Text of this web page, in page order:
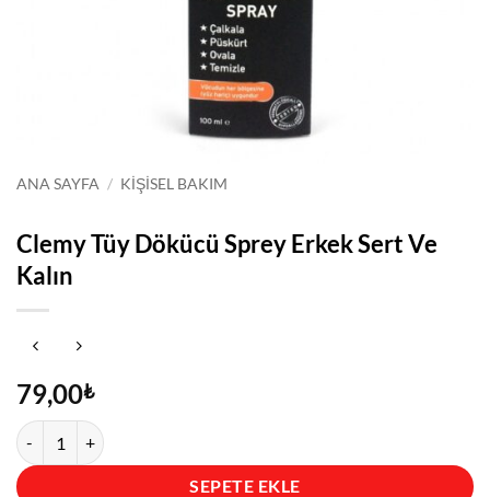
ANA SAYFA / KIŞISEL BAKIM
Clemy Tüy Dökücü Sprey Erkek Sert Ve
Kalın
79,00₺
Clemy Tüy Dökücü Sprey Erkek Sert Ve Kalın adet
SEPETE EKLE